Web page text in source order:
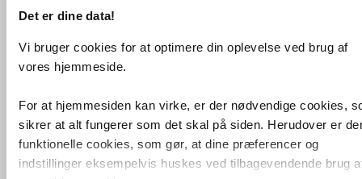
Det er dine data!
Vi bruger cookies for at optimere din oplevelse ved brug af
vores hjemmeside.
For at hjemmesiden kan virke, er der nødvendige cookies,
sikrer at alt fungerer som det skal på siden. Herudover er
funktionelle cookies, som gør, at dine præferencer og
indstillinger eksempelvis huskes ved tilbagevendende brug
for enkel installation
3-funktioners håndbruser med
knap
Håndbruser på glider
1,75 m forkromet slange
Indbygget automatisk
varmtvandsspærre for
skoldningssikring
Spærreknap ved
komforttemperatur 38 °C